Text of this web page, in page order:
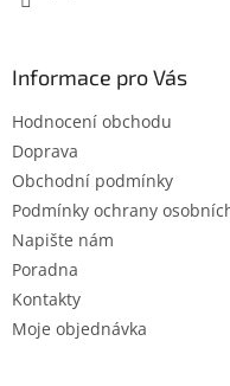
Informace pro Vás
Hodnocení obchodu
Doprava
Obchodní podmínky
Podmínky ochrany
Napište nám
Poradna
Kontakty
Moje objednávka